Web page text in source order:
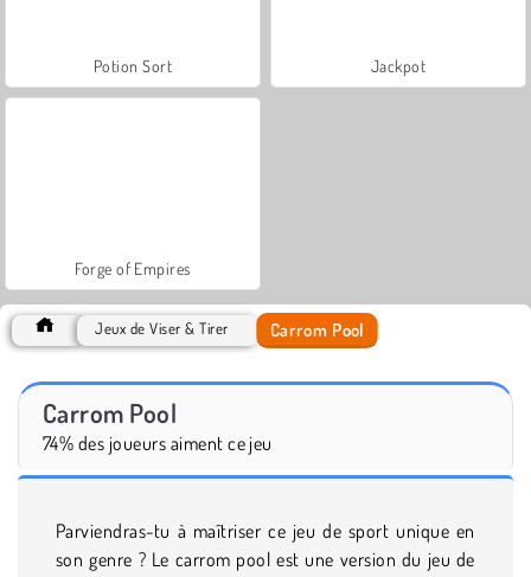
Potion Sort Jackpot
Forge of Empires
Jeux de Viser & Tirer Carrom Pool
Carrom Pool
74% des joueurs aiment ce jeu
Parviendras-tu à maîtriser ce jeu de sport unique en
son genre ? Le carrom pool est une version du jeu de